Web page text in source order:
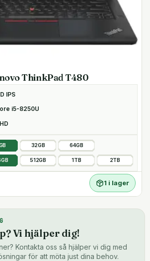
ThinkPad T480
IPS
i5-8250U
32GB 64GB
512GB 1TB 2TB
1 i lager
Vi hjälper dig!
Kontakta oss så hjälper vi dig med
för att möta just dina behov.